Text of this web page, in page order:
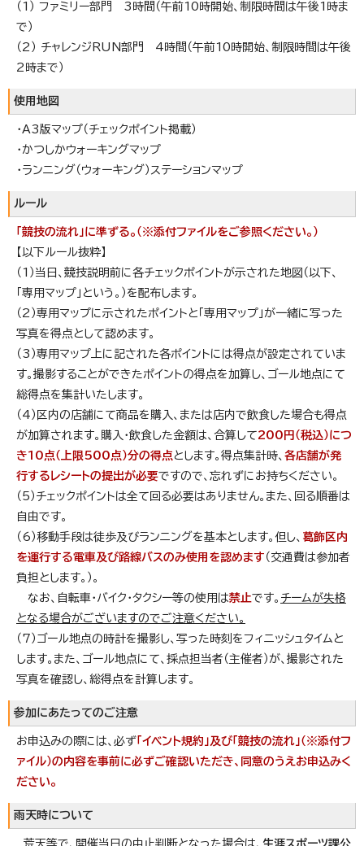
（1） ファミリー部門 3時間（午前10時開始、制限時間は午後1時ま
で）
（2） チャレンジRUN部門 4時間（午前10時開始、制限時間は午後
2時まで）
使用地図
・A3版マップ（チェックポイント掲載）
・かつしかウォーキングマップ
・ランニング（ウォーキング）ステーションマップ
ルール
「競技の流れ」に準ずる。（※添付ファイルをご参照ください。）
【以下ルール抜粋】
（1）当日、競技説明前に各チェックポイントが示された地図（以下、
「専用マップ」という。）を配布します。
（2）専用マップに示されたポイントと「専用マップ」が一緒に写った
写真を得点として認めます。
（3）専用マップ上に記された各ポイントには得点が設定されていま
す。撮影することができたポイントの得点を加算し、ゴール地点にて
総得点を集計いたします。
（4）区内の店舗にて商品を購入、または店内で飲食した場合も得点
が加算されます。購入・飲食した金額は、合算して200円（税込）につ
き10点（上限500点）分の得点 とします。得点集計時、 各店舗が発
行するレシートの提出が必要ですので、忘れずにお持ちください。
（5）チェックポイントは全て回る必要はありません。また、回る順番は
自由です。
（6）移動手段は徒歩及びランニングを基本とします。但し、 葛飾区内
を運行する電車及び路線バスのみ使用を認めます （交通費は参加者
負担とします。）。
なお、自転車・バイク・タクシー等の使用は禁止です。 チームが失格
となる場合がございますのでご注意ください。
（7）ゴール地点の時計を撮影し、写った時刻をフィニッシュタイムと
します。また、ゴール地点にて、採点担当者（主催者）が、撮影された
写真を確認し、総得点を計算します。
参加にあたってのご注意
お申込みの際には、必ず「イベント規約」及び「競技の流れ」（※添付フ
ァイル）の内容を事前に必ずご確認いただき、同意のうえお申込みく
ださい。
雨天時について